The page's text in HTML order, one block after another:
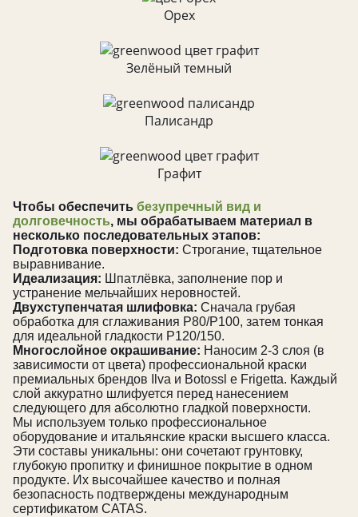
Орех
Зелёный темный
Палисандр
Графит
Чтобы обеспечить безупречный вид и
долговечность, мы обрабатываем материал в
несколько последовательных этапов:
Подготовка поверхности: Строгание, тщательное
выравнивание.
Идеализация: Шпатлёвка, заполнение пор и
устранение мельчайших неровностей.
Двухступенчатая шлифовка: Сначала грубая
обработка для сглаживания Р80/Р100, затем тонкая
для идеальной гладкости Р120/150.
Многослойное окрашивание: Наносим 2-3 слоя (в
зависимости от цвета) профессиональной краски
премиальных брендов Ilva и Botossl e Frigetta. Каждый
слой аккуратно шлифуется перед нанесением
следующего для абсолютно гладкой поверхности.
Мы используем только профессиональное
оборудование и итальянские краски высшего класса.
Эти составы уникальны: они сочетают грунтовку,
глубокую пропитку и финишное покрытие в одном
продукте. Их высочайшее качество и полная
безопасность подтверждены международным
сертификатом CATAS.